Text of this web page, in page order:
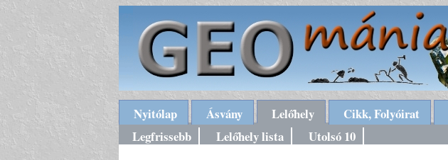
Nyitólap Ásvány Lelőhely Cikk, Folyóirat
Legfrissebb
Lelőhely lista Utolsó 10